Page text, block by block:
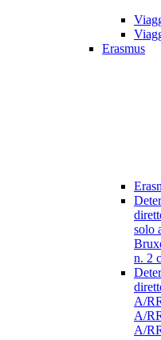
Erasmus
solo
n. 2
A/
A/
A/